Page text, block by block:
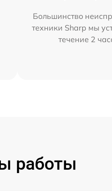
Большинство
техники Sharp мы
течение 2
работы